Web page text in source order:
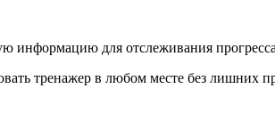
информацию для отслеживания
тренажер в любом месте без лишних